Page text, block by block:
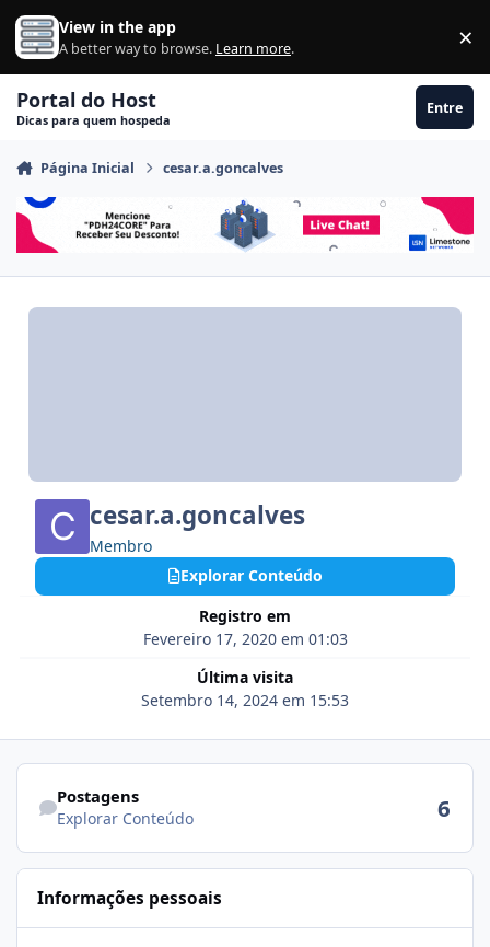
Ir para conteúdo
View in the app
A better way to browse. Learn more. ×
Portal do Host
Dicas para quem hospeda
Entre
Página Inicial cesar.a.goncalves
cesar.a.goncalves
Membro
Registro em
Fevereiro 17, 2020 em 01:03
Última visita
Setembro 14, 2024 em 15:53
Explorar Conteúdo
Explorar Conteúdo
Postagens
Explorar Conteúdo 6
Informações pessoais